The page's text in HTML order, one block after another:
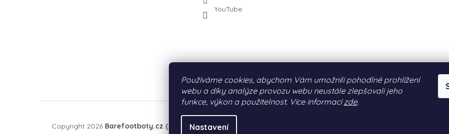
Používáme cookies, abychom Vám umožnili pohodlné prohlížení
webu a díky analýze provozu webu neustále zlepšovali jeho
funkce, výkon a použitelnost. Více informacízde.
Nastavení
YouTube
Copyright 2026 Barefootboty.cz (by PURE MOTION®)